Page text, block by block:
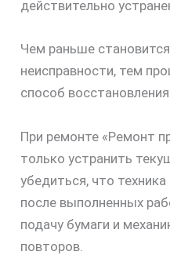
действительно
Чем раньше
неисправности, тем
способ
При ремонте «Ремонт
только устранить
убедиться, что
после выполненных
подачу бумаги и
повторов.
30%